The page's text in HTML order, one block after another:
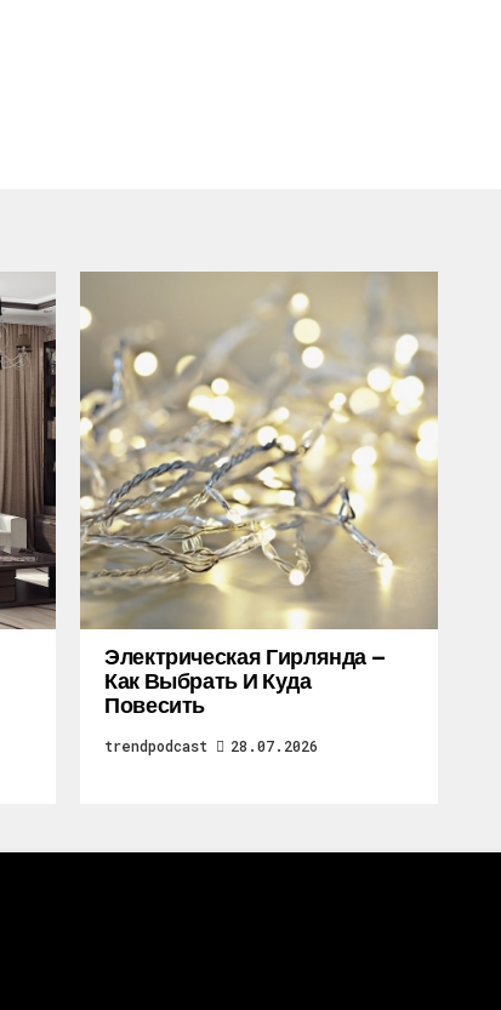
Электрическая Гирлянда —
Как Выбрать И Куда
Повесить
trendpodcast 28.07.2026